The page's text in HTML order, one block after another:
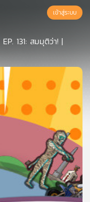
เข้าสู่ระบบ
EP. 131: สมมุติว่า! |